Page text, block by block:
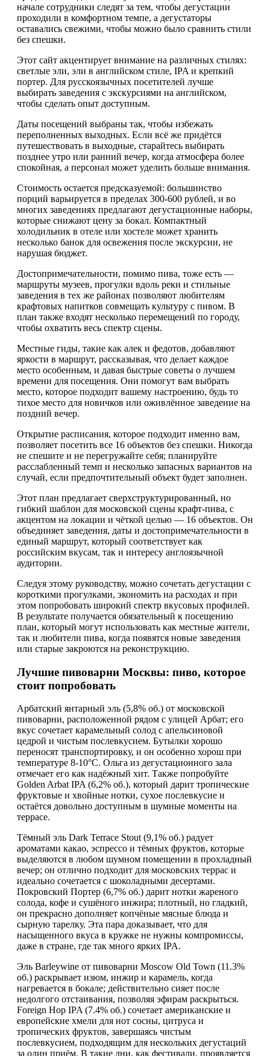
начале сотрудники следят за тем, чтобы дегустации
проходили в комфортном темпе, а дегустаторы
оставались свежими, чтобы можно было сравнить стили
без спешки.
Этот сайт акцентирует внимание на различных стилях:
светлые эли, эли в английском стиле, IPA и крепкий
портер. Для русскоязычных посетителей лучше
выбирать заведения с экскурсиями на английском,
чтобы сделать опыт доступным.
Даты посещений выбраны так, чтобы избежать
переполненных выходных. Если всё же придётся
путешествовать в выходные, старайтесь выбирать
позднее утро или ранний вечер, когда атмосфера более
спокойная, а персонал может уделить больше внимания.
Стоимость остается предсказуемой: большинство
порций варьируется в пределах 300-600 рублей, и во
многих заведениях предлагают дегустационные наборы,
которые снижают цену за бокал. Компактный
холодильник в отеле или хостеле может хранить
несколько банок для освежения после экскурсии, не
нарушая бюджет.
Достопримечательности, помимо пива, тоже есть —
маршруты музеев, прогулки вдоль реки и стильные
заведения в тех же районах позволяют любителям
крафтовых напитков совмещать культуру с пивом. В
план также входят несколько перемещений по городу,
чтобы охватить весь спектр сцены.
Местные гиды, такие как алек и федотов, добавляют
яркости в маршрут, рассказывая, что делает каждое
место особенным, и давая быстрые советы о лучшем
времени для посещения. Они помогут вам выбрать
место, которое подходит вашему настроению, будь то
тихое место для новичков или оживлённое заведение на
поздний вечер.
Открытие расписания, которое подходит именно вам,
позволяет посетить все 16 объектов без спешки. Никогда
не спешите и не перегружайте себя; планируйте
расслабленный темп и несколько запасных вариантов на
случай, если предпочтительный объект будет заполнен.
Этот план предлагает сверхструктурированный, но
гибкий шаблон для московской сцены крафт-пива, с
акцентом на локации и чёткой целью — 16 объектов. Он
объединяет заведения, даты и достопримечательности в
единый маршрут, который соответствует как
российским вкусам, так и интересу англоязычной
аудитории.
Следуя этому руководству, можно сочетать дегустации с
короткими прогулками, экономить на расходах и при
этом попробовать широкий спектр вкусовых профилей.
В результате получается обязательный к посещению
план, который могут использовать как местные жители,
так и любители пива, когда появятся новые заведения
или старые закроются на реконструкцию.
Лучшие пивоварни Москвы: пиво, которое
стоит попробовать
Арбатский янтарный эль (5,8% об.) от московской
пивоварни, расположенной рядом с улицей Арбат; его
вкус сочетает карамельный солод с апельсиновой
цедрой и чистым послевкусием. Бутылки хорошо
переносят транспортировку, и он особенно хорош при
температуре 8-10°C. Ольга из дегустационного зала
отмечает его как надёжный хит. Также попробуйте
Golden Arbat IPA (6,2% об.), который дарит тропические
фруктовые и хвойные нотки, сухое послевкусие и
остаётся довольно доступным в шумные моменты на
террасе.
Тёмный эль Dark Terrace Stout (9,1% об.) радует
ароматами какао, эспрессо и тёмных фруктов, которые
выделяются в любом шумном помещении в прохладный
вечер; он отлично подходит для московских террас и
идеально сочетается с шоколадными десертами.
Покровский Портер (6,7% об.) дарит нотки жареного
солода, кофе и сушёного инжира; плотный, но гладкий,
он прекрасно дополняет копчёные мясные блюда и
сырную тарелку. Эта пара доказывает, что для
насыщенного вкуса в кружке не нужны компромиссы,
даже в стране, где так много ярких IPA.
Эль Barleywine от пивоварни Moscow Old Town (11.3%
об.) раскрывает изюм, инжир и карамель, когда
нагревается в бокале; действительно сияет после
недолгого отстаивания, позволяя эфирам раскрыться.
Foreign Hop IPA (7.4% об.) сочетает американские и
европейские хмели для нот сосны, цитруса и
тропических фруктов, завершаясь чистым
послевкусием, подходящим для нескольких дегустаций
за один приём. В такие дни, как фестивали, проявляется